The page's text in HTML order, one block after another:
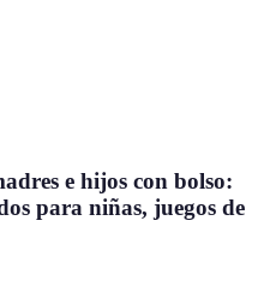
e hijos con bolso:
para niñas, juegos de